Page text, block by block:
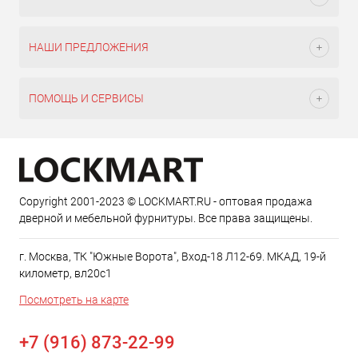
НАШИ ПРЕДЛОЖЕНИЯ
ПОМОЩЬ И СЕРВИСЫ
Copyright 2001-2023 © LOCKMART.RU - оптовая продажа
дверной и мебельной фурнитуры. Все права защищены.
г. Москва, ТК "Южные Ворота", Вход-18 Л12-69. МКАД, 19-й
километр, вл20с1
Посмотреть на карте
+7 (916) 873-22-99